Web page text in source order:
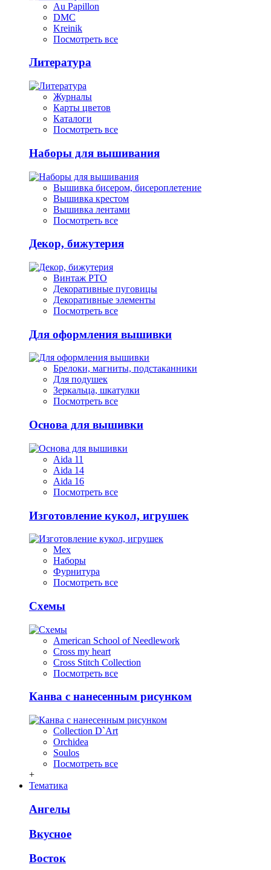
Au Papillon
DMC
Kreinik
Посмотреть все
Литература
Журналы
Карты цветов
Каталоги
Посмотреть все
Наборы для вышивания
Вышивка бисером, бисероплетение
Вышивка крестом
Вышивка лентами
Посмотреть все
Декор, бижутерия
Винтаж РТО
Декоративные пуговицы
Декоративные элементы
Посмотреть все
Для оформления вышивки
Брелоки, магниты, подстаканники
Для подушек
Зеркальца, шкатулки
Посмотреть все
Основа для вышивки
Aida 11
Aida 14
Aida 16
Посмотреть все
Изготовление кукол, игрушек
Мех
Наборы
Фурнитура
Посмотреть все
Схемы
American School of Needlework
Cross my heart
Cross Stitch Collection
Посмотреть все
Канва с нанесенным рисунком
Collection D`Art
Orchidea
Soulos
Посмотреть все
+
Тематика
Ангелы
Вкусное
Восток